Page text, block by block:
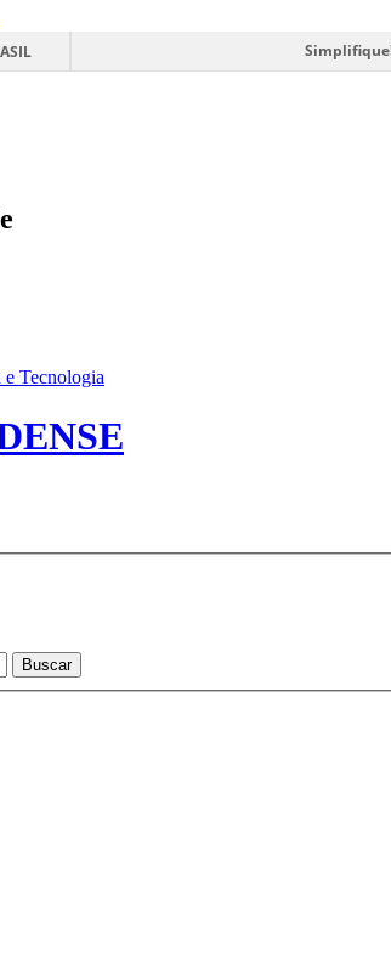
Tecnologia
Buscar